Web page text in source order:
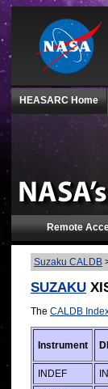
Skip
(press
HEASARC Home
Remote
Suzaku CALDB
SUZAKU
The CALDB
Instrument
INDEF